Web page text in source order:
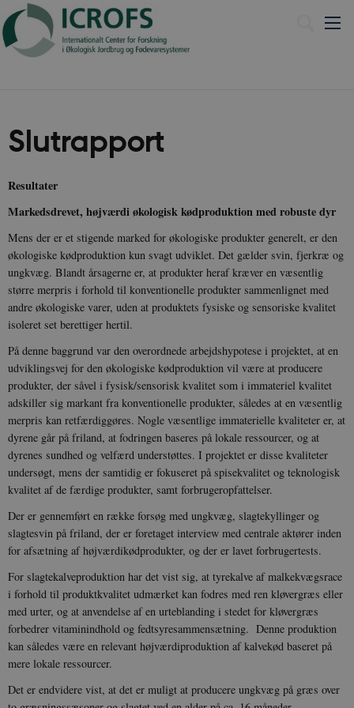
Slutrapport
Resultater
Markedsdrevet, højværdi økologisk kødproduktion med robuste dyr
Mens der er et stigende marked for økologiske produkter generelt, er den
økologiske kødproduktion kun svagt udviklet. Det gælder svin, fjerkræ og
ungkvæg. Blandt årsagerne er, at produkter heraf kræver en væsentlig
større merpris i forhold til konventionelle produkter sammenlignet med
andre økologiske varer, uden at produktets fysiske og sensoriske kvalitet
isoleret set berettiger hertil.
På denne baggrund var den overordnede arbejdshypotese i projektet, at en
udviklingsvej for den økologiske kødproduktion vil være at producere
produkter, der såvel i fysisk/sensorisk kvalitet som i immateriel kvalitet
adskiller sig markant fra konventionelle produkter, således at en væsentlig
merpris kan retfærdiggøres. Nogle væsentlige immaterielle kvaliteter er, at
dyrene går på friland, at fodringen baseres på lokale ressourcer, og at
dyrenes sundhed og velfærd understøttes. I projektet er disse kvaliteter
undersøgt, mens der samtidig er fokuseret på spisekvalitet og teknologisk
kvalitet af de færdige produkter, samt forbrugeropfattelser.
Der er gennemført en række forsøg med ungkvæg, slagtekyllinger og
slagtesvin på friland, der er foretaget interview med centrale aktører inden
for afsætning af højværdikødprodukter, og der er lavet forbrugertests.
For slagtekalveproduktion har det vist sig, at tyrekalve af malkekvægsrace
i forhold til produktkvalitet udmærket kan fodres med ren kløvergræs eller
med urter, og at anvendelse af en urteblanding i stedet for kløvergræs
forbedrer vitaminindhold og fedtsyresammensætning. Denne produktion
kan således være en relevant højværdiproduktion af kalvekød baseret på
mere lokale ressourcer.
Det er endvidere vist, at det er muligt at producere ungkvæg på græs over